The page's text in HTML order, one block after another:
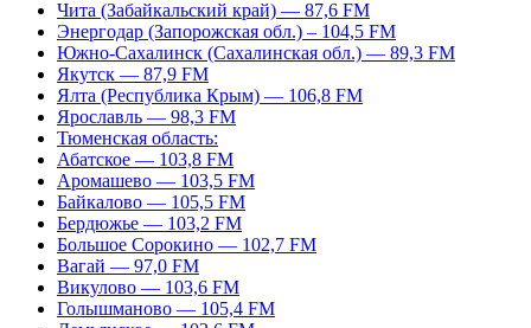
Чита (Забайкальский край) — 87,6 FM
Энергодар (Запорожская обл.) – 104,5 FM
Южно-Сахалинск (Сахалинская обл.) — 89,3 FM
Якутск — 87,9 FM
Ялта (Республика Крым) — 106,8 FM
Ярославль — 98,3 FM
Тюменская область:
Абатское — 103,8 FM
Аромашево — 103,5 FM
Байкалово — 105,5 FM
Бердюжье — 103,2 FM
Большое Сорокино — 102,7 FM
Вагай — 97,0 FM
Викулово — 103,6 FM
Голышманово — 105,4 FM